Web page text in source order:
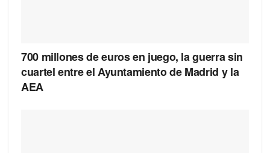
700 millones de euros en juego, la guerra sin
cuartel entre el Ayuntamiento de Madrid y la
AEA